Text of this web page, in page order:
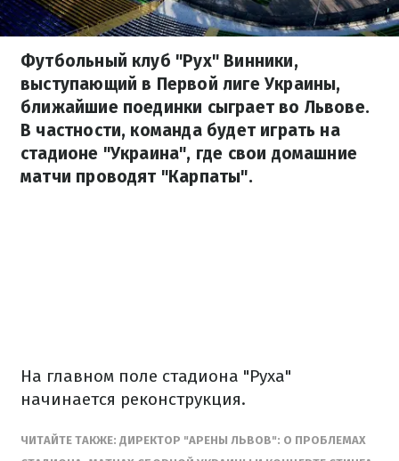
Футбольный клуб "Рух" Винники,
выступающий в Первой лиге Украины,
ближайшие поединки сыграет во Львове.
В частности, команда будет играть на
стадионе "Украина", где свои домашние
матчи проводят "Карпаты".
На главном поле стадиона "Руха"
начинается реконструкция.
ЧИТАЙТЕ ТАКЖЕ: ДИРЕКТОР "АРЕНЫ ЛЬВОВ": О ПРОБЛЕМАХ